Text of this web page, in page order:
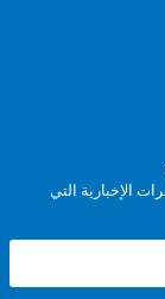
التي